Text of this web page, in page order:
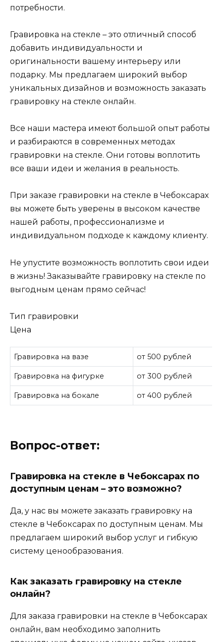
потребности.
Гравировка на стекле – это отличный способ
добавить индивидуальности и
оригинальности вашему интерьеру или
подарку. Мы предлагаем широкий выбор
уникальных дизайнов и возможность заказать
гравировку на стекле онлайн.
Все наши мастера имеют большой опыт работы
и разбираются в современных методах
гравировки на стекле. Они готовы воплотить
все ваши идеи и желания в реальность.
При заказе гравировки на стекле в Чебоксарах
вы можете быть уверены в высоком качестве
нашей работы, профессионализме и
индивидуальном подходе к каждому клиенту.
Не упустите возможность воплотить свои идеи
в жизнь! Заказывайте гравировку на стекле по
выгодным ценам прямо сейчас!
Тип гравировки
Цена
Гравировка на вазе от 500 рублей
Гравировка на фигурке от 300 рублей
Гравировка на бокале от 400 рублей
Вопрос-ответ:
Гравировка на стекле в Чебоксарах по
доступным ценам – это возможно?
Да, у нас вы можете заказать гравировку на
стекле в Чебоксарах по доступным ценам. Мы
предлагаем широкий выбор услуг и гибкую
систему ценообразования.
Как заказать гравировку на стекле
онлайн?
Для заказа гравировки на стекле в Чебоксарах
онлайн, вам необходимо заполнить